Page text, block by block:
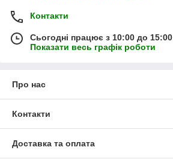
Контакти
Сьогодні працює з 10:00 до 15:00
Показати весь графік роботи
Про нас
Контакти
Доставка та оплата